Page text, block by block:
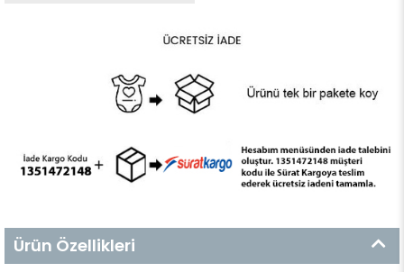
Ürün Özellikleri